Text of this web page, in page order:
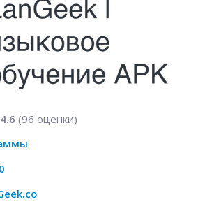
4.6 (96 оценки)